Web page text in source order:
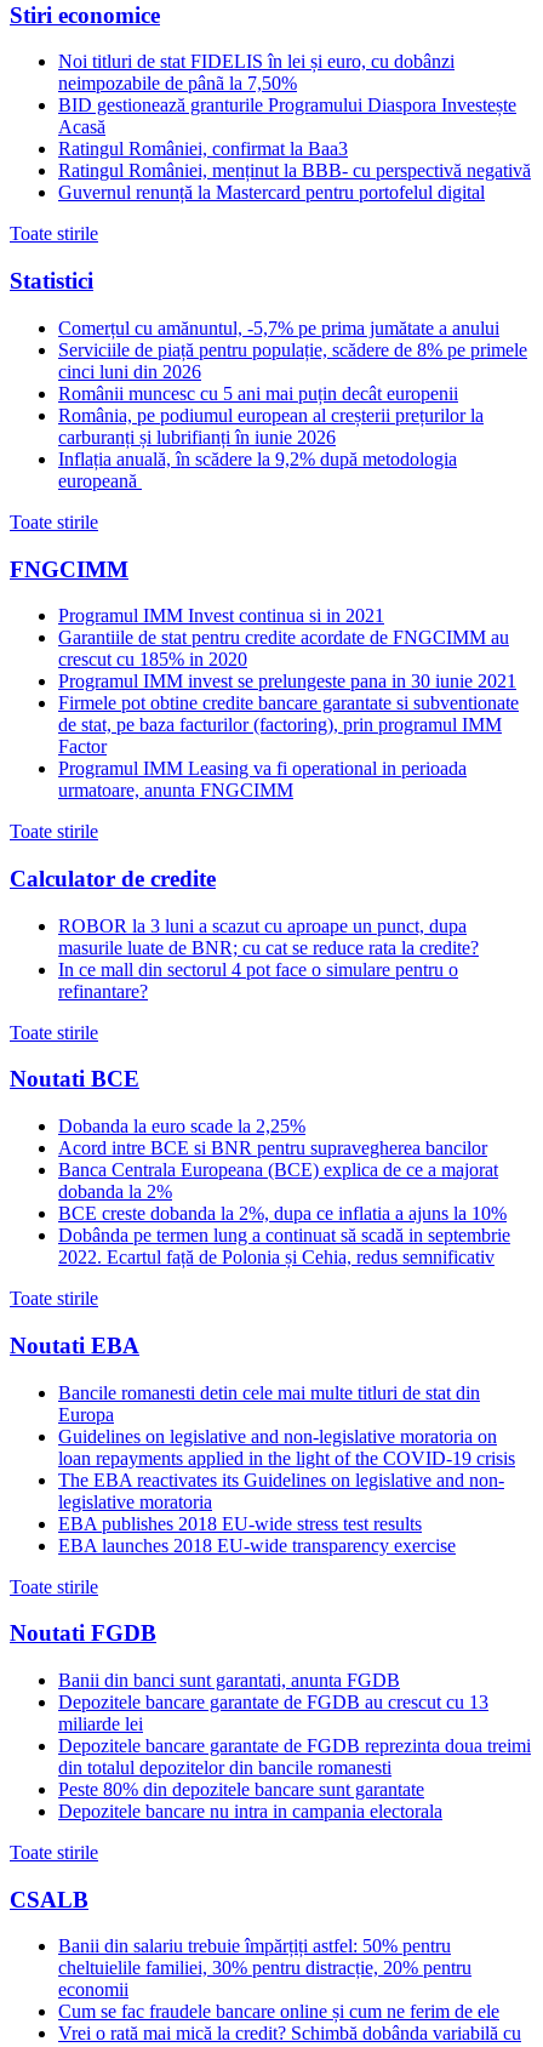
Stiri economice
Noi titluri de stat FIDELIS în lei și euro, cu dobânzi
neimpozabile de pânã la 7,50%
BID gestionează granturile Programului Diaspora Investește
Acasă
Ratingul României, confirmat la Baa3
Ratingul României, menținut la BBB- cu perspectivă negativă
Guvernul renunță la Mastercard pentru portofelul digital
Toate stirile
Statistici
Comerțul cu amănuntul, -5,7% pe prima jumătate a anului
Serviciile de piață pentru populație, scădere de 8% pe primele
cinci luni din 2026
Românii muncesc cu 5 ani mai puțin decât europenii
România, pe podiumul european al creșterii prețurilor la
carburanți și lubrifianți în iunie 2026
Inflația anuală, în scădere la 9,2% după metodologia
europeană
Toate stirile
FNGCIMM
Programul IMM Invest continua si in 2021
Garantiile de stat pentru credite acordate de FNGCIMM au
crescut cu 185% in 2020
Programul IMM invest se prelungeste pana in 30 iunie 2021
Firmele pot obtine credite bancare garantate si subventionate
de stat, pe baza facturilor (factoring), prin programul IMM
Factor
Programul IMM Leasing va fi operational in perioada
urmatoare, anunta FNGCIMM
Toate stirile
Calculator de credite
ROBOR la 3 luni a scazut cu aproape un punct, dupa
masurile luate de BNR; cu cat se reduce rata la credite?
In ce mall din sectorul 4 pot face o simulare pentru o
refinantare?
Toate stirile
Noutati BCE
Dobanda la euro scade la 2,25%
Acord intre BCE si BNR pentru supravegherea bancilor
Banca Centrala Europeana (BCE) explica de ce a majorat
dobanda la 2%
BCE creste dobanda la 2%, dupa ce inflatia a ajuns la 10%
Dobânda pe termen lung a continuat să scadă in septembrie
2022. Ecartul față de Polonia și Cehia, redus semnificativ
Toate stirile
Noutati EBA
Bancile romanesti detin cele mai multe titluri de stat din
Europa
Guidelines on legislative and non-legislative moratoria on
loan repayments applied in the light of the COVID-19 crisis
The EBA reactivates its Guidelines on legislative and non-
legislative moratoria
EBA publishes 2018 EU-wide stress test results
EBA launches 2018 EU-wide transparency exercise
Toate stirile
Noutati FGDB
Banii din banci sunt garantati, anunta FGDB
Depozitele bancare garantate de FGDB au crescut cu 13
miliarde lei
Depozitele bancare garantate de FGDB reprezinta doua treimi
din totalul depozitelor din bancile romanesti
Peste 80% din depozitele bancare sunt garantate
Depozitele bancare nu intra in campania electorala
Toate stirile
CSALB
Banii din salariu trebuie împărțiți astfel: 50% pentru
cheltuielile familiei, 30% pentru distracție, 20% pentru
economii
Cum se fac fraudele bancare online și cum ne ferim de ele
Vrei o rată mai mică la credit? Schimbă dobânda variabilă cu